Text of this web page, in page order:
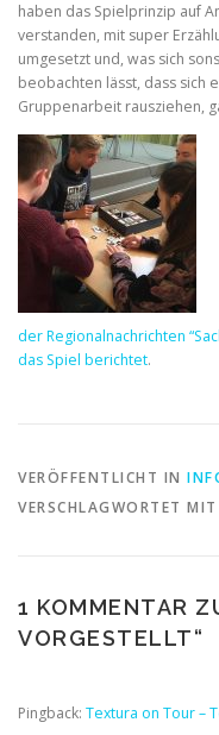
haben das Spielprinzip auf
verstanden, mit super
umgesetzt und, was sich
beobachten lässt, dass sich
Gruppenarbeit rausziehen,
der Regionalnachrichten
das Spiel berichtet.
VERÖFFENTLICHT IN
VERSCHLAGWORTET MIT
1 KOMMENTAR
VORGESTELLT“
Pingback: Textura on Tour –